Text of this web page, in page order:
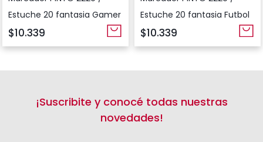
Estuche 20 fantasia Gamer
$10.339
Estuche 20 fantasia Futbol
$10.339
¡Suscribite y conocé todas nuestras
novedades!